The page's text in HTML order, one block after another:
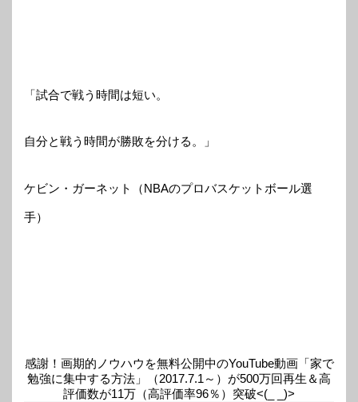
「試合で戦う時間は短い。
自分と戦う時間が勝敗を分ける。」
ケビン・ガーネット（NBAのプロバスケットボール選
手）
感謝！画期的ノウハウを無料公開中のYouTube動画「家で
勉強に集中する方法」（2017.7.1～）が500万回再生＆高
評価数が11万（高評価率96％）突破<(_ _)>